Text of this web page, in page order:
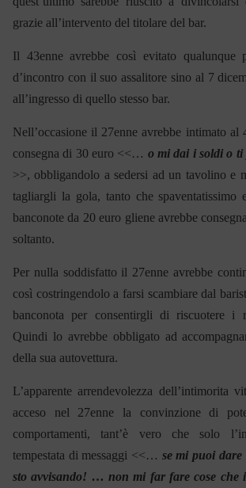
grazie all’intervento del titolare del bar.
Il 43enne avrebbe così evitato qualunque
d’incontro con il suo assalitore sino al 7
all’ingresso di quello stesso bar.
Nell’occasione il 27enne avrebbe intimato al
consegna di 30 euro <<… o mi dai i soldi o
>>, obbligandolo a sedersi ad un tavolino e
tagliargli la gola, tanto che spaventatissimo
banconote da 20 euro gliene avrebbe
soltanto.
Per nulla soddisfatto il 27enne avrebbe
così costringendolo a farsi scambiare dal
banconota per consentirgli di riscuotere i
Quindi lo avrebbe obbligato ad
della sua autovettura.
L’apparente arrendevolezza dell’intimorita
acceso nel 27enne la convinzione di
comportamenti, tant’è vero che solo
tempestata di messaggi <<… se mi puoi
sto avvisando! … non mi far fare cose che